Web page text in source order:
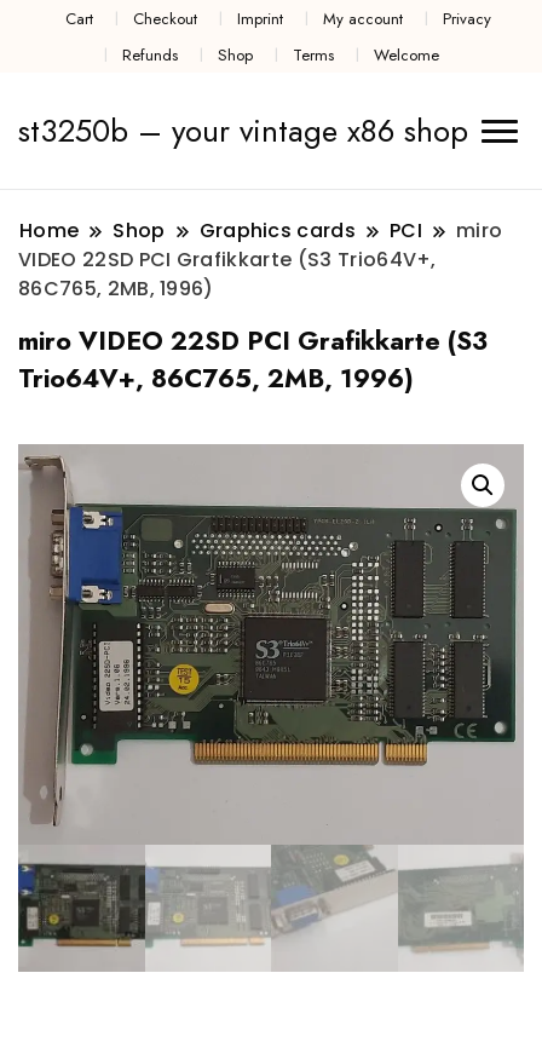
Cart Checkout Imprint My account
Privacy
Refunds
Shop Terms Welcome
st3250b – your vintage x86 shop
Home Shop Graphics cards PCI
miro
VIDEO 22SD PCI Grafikkarte (S3 Trio64V+,
86C765, 2MB, 1996)
miro VIDEO 22SD PCI Grafikkarte (S3
Trio64V+, 86C765, 2MB, 1996)